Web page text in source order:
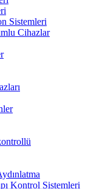
Sistemleri
Cihazlar
Kontrol Sistemleri